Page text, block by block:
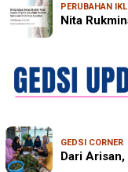
PERUBAHAN
Nita
GEDSI CORNER
Dari